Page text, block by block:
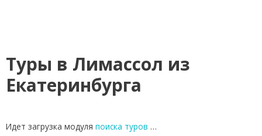
Туры в Лимассол из
Екатеринбурга
Идет загрузка модуля поиска туров …